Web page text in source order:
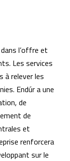
l’offre et
Les services
à relever les
Endúr a une
de
de
et
renforcera
sur le